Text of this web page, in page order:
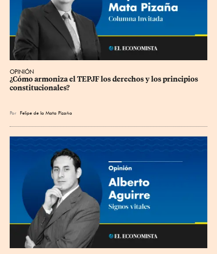
OPINIÓN
¿Cómo armoniza el TEPJF los derechos y los principios
constitucionales?
Por Felipe de la Mata Pizaña